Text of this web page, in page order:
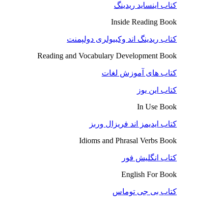
کتاب اینساید ریدینگ
Inside Reading Book
کتاب ریدینگ اند وکبیولری دولپمنت
Reading and Vocabulary Development Book
کتاب های آموزش لغات
کتاب این یوز
In Use Book
کتاب ایدیمز اند فریزال وربز
Idioms and Phrasal Verbs Book
کتاب انگلیش فور
English For Book
کتاب بی جی توماس